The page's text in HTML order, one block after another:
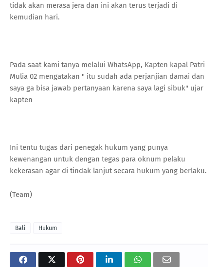
tidak akan merasa jera dan ini akan terus terjadi di
kemudian hari.
Pada saat kami tanya melalui WhatsApp, Kapten kapal Patri
Mulia 02 mengatakan " itu sudah ada perjanjian damai dan
saya ga bisa jawab pertanyaan karena saya lagi sibuk" ujar
kapten
Ini tentu tugas dari penegak hukum yang punya
kewenangan untuk dengan tegas para oknum pelaku
kekerasan agar di tindak lanjut secara hukum yang berlaku.
(Team)
Bali Hukum